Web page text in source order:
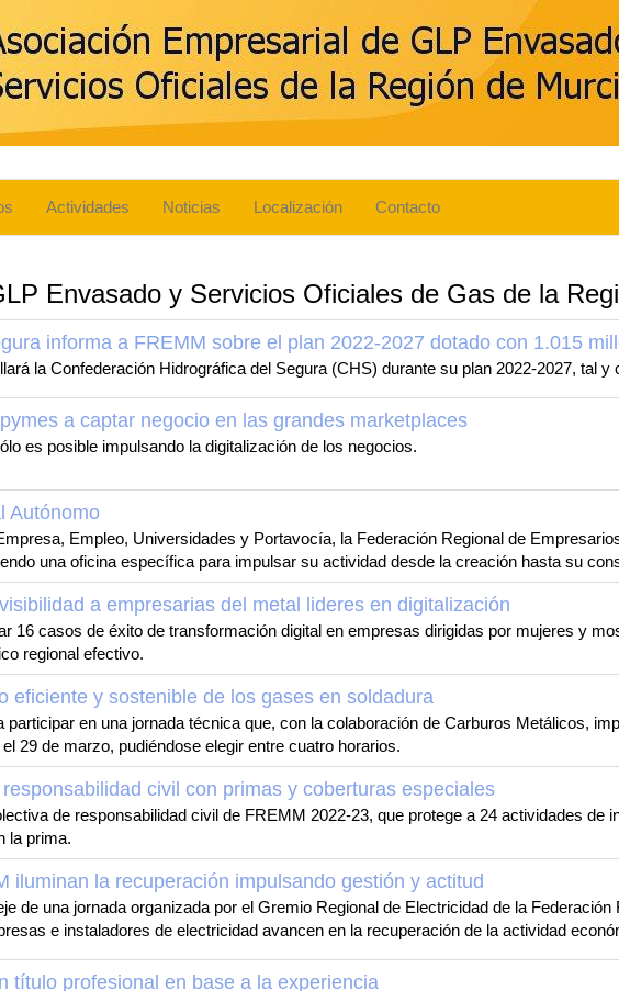
Actividades Noticias Localización Contacto
Envasado y Servicios Oficiales de Gas de la
informa a FREMM sobre el plan 2022-2027 dotado con 1.015
la Confederación Hidrográfica del Segura (CHS) durante su plan 2022-2027, tal
a captar negocio en las grandes marketplaces
es posible impulsando la digitalización de los negocios.
Autónomo
Empleo, Universidades y Portavocía, la Federación Regional de
una oficina específica para impulsar su actividad desde la creación hasta su
a empresarias del metal lideres en digitalización
16 casos de éxito de transformación digital en empresas dirigidas por mujeres y
regional efectivo.
eficiente y sostenible de los gases en soldadura
en una jornada técnica que, con la colaboración de Carburos Metálicos,
29 de marzo, pudiéndose elegir entre cuatro horarios.
civil con primas y coberturas especiales
de responsabilidad civil de FREMM 2022-23, que protege a 24 actividades de
la prima.
iluminan la recuperación impulsando gestión y actitud
de una jornada organizada por el Gremio Regional de Electricidad de la
e instaladores de electricidad avancen en la recuperación de la actividad
título profesional en base a la experiencia